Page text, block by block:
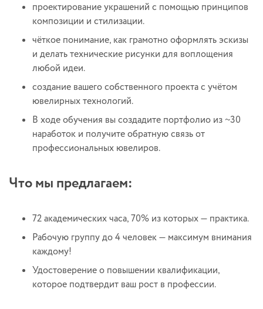
проектирование украшений с помощью принципов
композиции и стилизации.
чёткое понимание, как грамотно оформлять эскизы
и делать технические рисунки для воплощения
любой идеи.
создание вашего собственного проекта с учётом
ювелирных технологий.
В ходе обучения вы создадите портфолио из ~30
наработок и получите обратную связь от
профессиональных ювелиров.
Что мы предлагаем:
72 академических часа, 70% из которых — практика.
Рабочую группу до 4 человек — максимум внимания
каждому!
Удостоверение о повышении квалификации,
которое подтвердит ваш рост в профессии.